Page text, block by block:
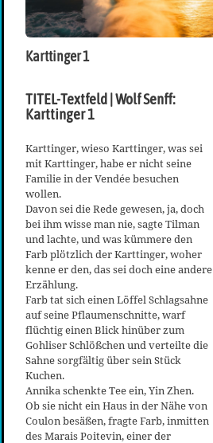
Karttinger 1
TITEL-Textfeld | Wolf Senff:
Karttinger 1
Karttinger, wieso Karttinger, was sei
mit Karttinger, habe er nicht seine
Familie in der Vendée besuchen
wollen.
Davon sei die Rede gewesen, ja, doch
bei ihm wisse man nie, sagte Tilman
und lachte, und was kümmere den
Farb plötzlich der Karttinger, woher
kenne er den, das sei doch eine andere
Erzählung.
Farb tat sich einen Löffel Schlagsahne
auf seine Pflaumenschnitte, warf
flüchtig einen Blick hinüber zum
Gohliser Schlößchen und verteilte die
Sahne sorgfältig über sein Stück
Kuchen.
Annika schenkte Tee ein, Yin Zhen.
Ob sie nicht ein Haus in der Nähe von
Coulon besäßen, fragte Farb, inmitten
des Marais Poitevin, einer der